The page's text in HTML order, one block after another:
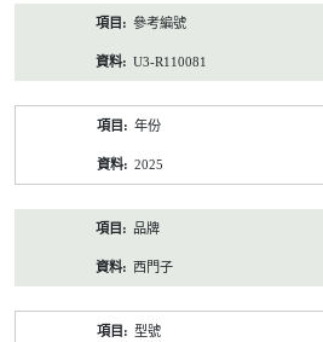
參考編號
U3-R110081
年份
2025
品牌
西門子
型號